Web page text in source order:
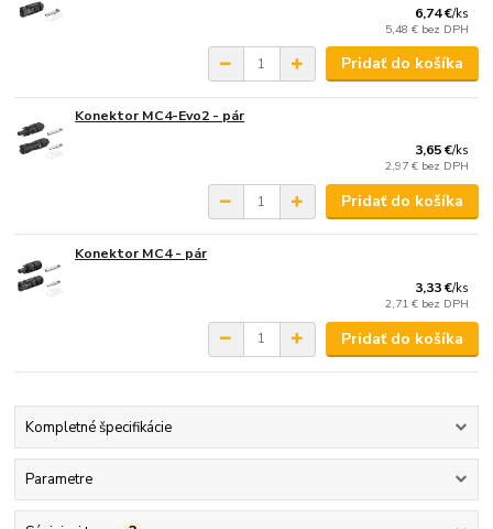
6,74 €/ks
5,48 € bez DPH
Pridať do košíka
Konektor MC4-Evo2 - pár
3,65 €/ks
2,97 € bez DPH
Pridať do košíka
Konektor MC4 - pár
3,33 €/ks
2,71 € bez DPH
Pridať do košíka
Kompletné špecifikácie
Parametre